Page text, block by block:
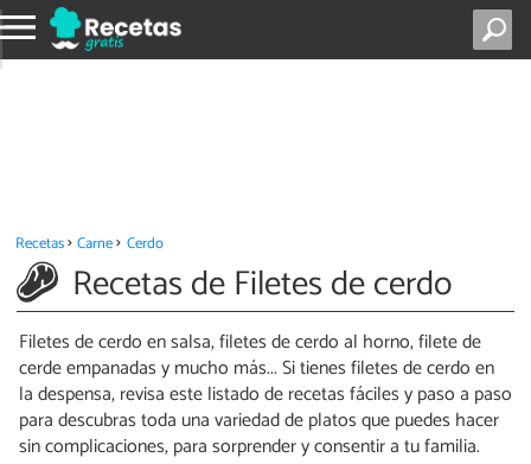
Recetas Carne Cerdo
Recetas de Filetes de cerdo
Filetes de cerdo en salsa, filetes de cerdo al horno, filete de
cerde empanadas y mucho más... Si tienes filetes de cerdo en
la despensa, revisa este listado de recetas fáciles y paso a paso
para descubras toda una variedad de platos que puedes hacer
sin complicaciones, para sorprender y consentir a tu familia.